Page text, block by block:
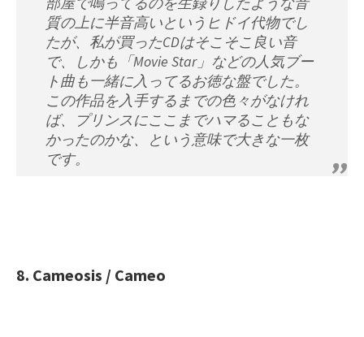
質の上に半音高いというヒドイ代物でし
たが、私が買ったCDはそこそこ良い音
で、しかも「Movie Star」などの人気ブー
ト曲も一緒に入ってるお徳な盤でした。
この作品を入手するまでの色々がなけれ
ば、プリンスにここまでハマることもな
かったのかな、という意味で大きな一枚
です。
8. Cameosis / Cameo